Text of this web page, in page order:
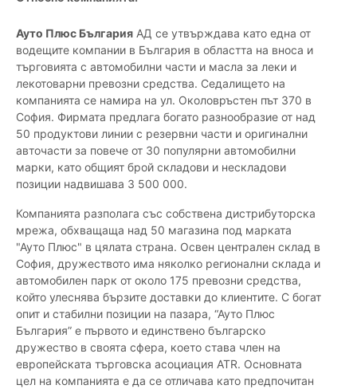
Ауто Плюс България АД се утвърждава като една от
водещите компании в България в областта на вноса и
търговията с автомобилни части и масла за леки и
лекотоварни превозни средства. Седалището на
компанията се намира на ул. Околовръстен път 370 в
София. Фирмата предлага богато разнообразие от над
50 продуктови линии с резервни части и оригинални
авточасти за повече от 30 популярни автомобилни
марки, като общият брой складови и нескладови
позиции надвишава 3 500 000.
Компанията разполага със собствена дистрибуторска
мрежа, обхващаща над 50 магазина под марката
"Ауто Плюс" в цялата страна. Освен централен склад в
София, дружеството има няколко регионални склада и
автомобилен парк от около 175 превозни средства,
който улеснява бързите доставки до клиентите. С богат
опит и стабилни позиции на пазара, “Ауто Плюс
България” е първото и единствено българско
дружество в своята сфера, което става член на
европейската търговска асоциация ATR. Основната
цел на компанията е да се отличава като предпочитан